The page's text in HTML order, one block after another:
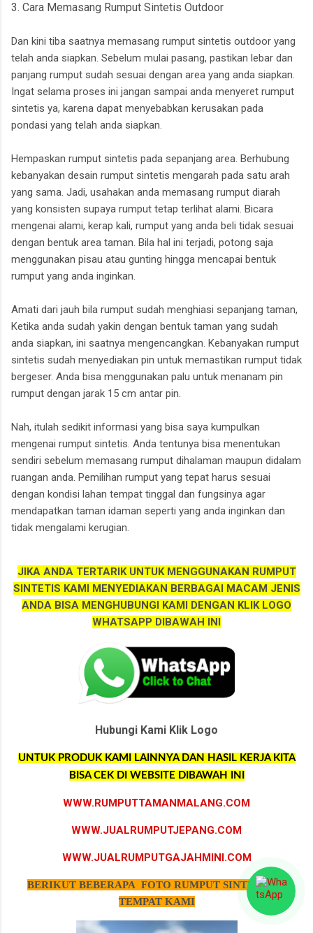
3. Cara Memasang Rumput Sintetis Outdoor
Dan kini tiba saatnya memasang rumput sintetis outdoor yang
telah anda siapkan. Sebelum mulai pasang, pastikan lebar dan
panjang rumput sudah sesuai dengan area yang anda siapkan.
Ingat selama proses ini jangan sampai anda menyeret rumput
sintetis ya, karena dapat menyebabkan kerusakan pada
pondasi yang telah anda siapkan.
Hempaskan rumput sintetis pada sepanjang area. Berhubung
kebanyakan desain rumput sintetis mengarah pada satu arah
yang sama. Jadi, usahakan anda memasang rumput diarah
yang konsisten supaya rumput tetap terlihat alami. Bicara
mengenai alami, kerap kali, rumput yang anda beli tidak sesuai
dengan bentuk area taman. Bila hal ini terjadi, potong saja
menggunakan pisau atau gunting hingga mencapai bentuk
rumput yang anda inginkan.
Amati dari jauh bila rumput sudah menghiasi sepanjang taman,
Ketika anda sudah yakin dengan bentuk taman yang sudah
anda siapkan, ini saatnya mengencangkan. Kebanyakan rumput
sintetis sudah menyediakan pin untuk memastikan rumput tidak
bergeser. Anda bisa menggunakan palu untuk menanam pin
rumput dengan jarak 15 cm antar pin.
Nah, itulah sedikit informasi yang bisa saya kumpulkan
mengenai rumput sintetis. Anda tentunya bisa menentukan
sendiri sebelum memasang rumput dihalaman maupun didalam
ruangan anda. Pemilihan rumput yang tepat harus sesuai
dengan kondisi lahan tempat tinggal dan fungsinya agar
mendapatkan taman idaman seperti yang anda inginkan dan
tidak mengalami kerugian.
JIKA ANDA TERTARIK UNTUK MENGGUNAKAN RUMPUT
SINTETIS KAMI MENYEDIAKAN BERBAGAI MACAM JENIS
ANDA BISA MENGHUBUNGI KAMI DENGAN KLIK LOGO
WHATSAPP DIBAWAH INI
Hubungi Kami Klik Logo
UNTUK PRODUK KAMI LAINNYA DAN HASIL KERJA KITA
BISA CEK DI WEBSITE DIBAWAH INI
WWW.RUMPUTTAMANMALANG.COM
WWW.JUALRUMPUTJEPANG.COM
WWW.JUALRUMPUTGAJAHMINI.COM
BERIKUT BEBERAPA FOTO RUMPUT SINTETIS DI
TEMPAT KAMI